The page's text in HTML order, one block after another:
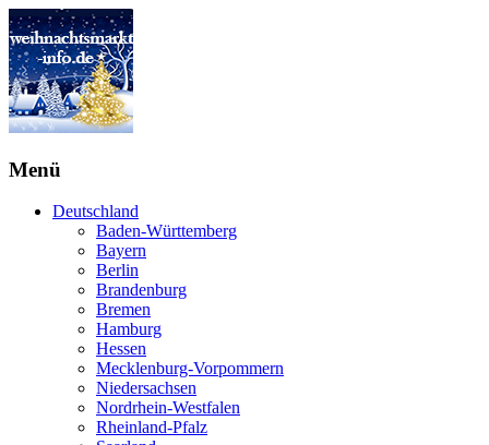
Menü
Deutschland
Baden-Württemberg
Bayern
Berlin
Brandenburg
Bremen
Hamburg
Hessen
Mecklenburg-Vorpommern
Niedersachsen
Nordrhein-Westfalen
Rheinland-Pfalz